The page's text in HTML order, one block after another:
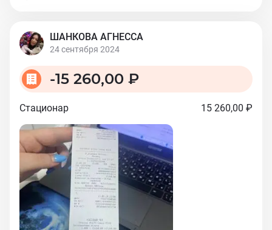
ШАНКОВА АГНЕССА
24 сентября 2024
-15 260,00 ₽
Стационар 15 260,00 ₽